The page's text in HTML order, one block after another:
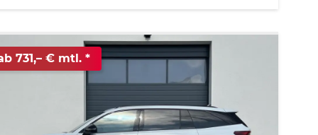
731,– € mtl.